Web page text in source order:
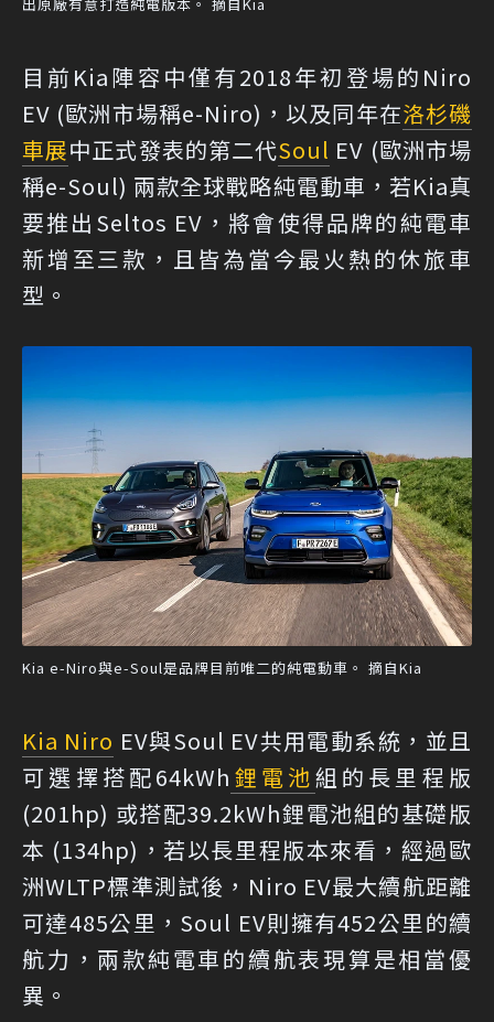
目前Kia陣容中僅有2018年初登場的Niro
EV (歐洲市場稱e-Niro)，以及同年在洛杉磯
車展中正式發表的第二代Soul EV (歐洲市場
稱e-Soul) 兩款全球戰略純電動車，若Kia真
要推出Seltos EV，將會使得品牌的純電車
新增至三款，且皆為當今最火熱的休旅車
型。
Kia e-Niro與e-Soul是品牌目前唯二的純電動車。 摘自Kia
Kia Niro EV與Soul EV共用電動系統，並且
可選擇搭配64kWh 鋰電池組的長里程版
(201hp) 或搭配39.2kWh鋰電池組的基礎版
本 (134hp)，若以長里程版本來看，經過歐
洲WLTP標準測試後，Niro EV最大續航距離
可達485公里，Soul EV則擁有452公里的續
航力，兩款純電車的續航表現算是相當優
異。